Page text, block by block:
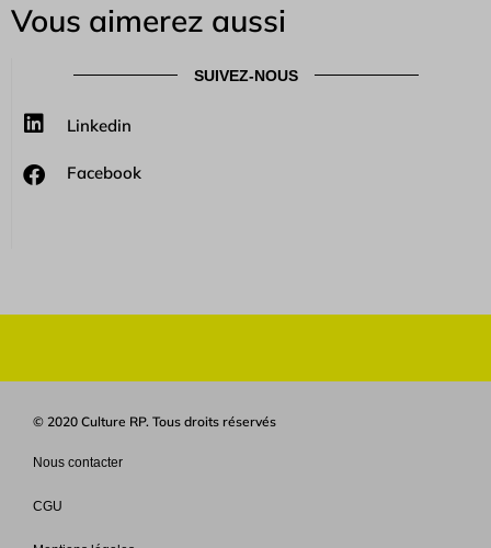
Vous aimerez aussi
SUIVEZ-NOUS
Linkedin
Facebook
© 2020 Culture RP. Tous droits réservés
Nous contacter
CGU